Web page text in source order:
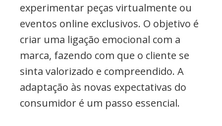
experimentar peças virtualmente ou
eventos online exclusivos. O objetivo é
criar uma ligação emocional com a
marca, fazendo com que o cliente se
sinta valorizado e compreendido. A
adaptação às novas expectativas do
consumidor é um passo essencial.